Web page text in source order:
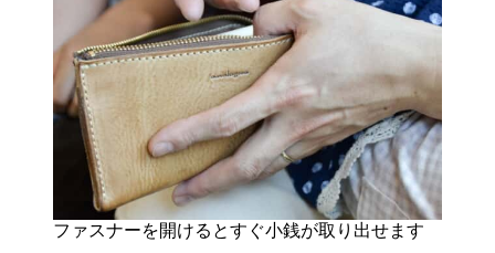
ファスナーを開けるとすぐ小銭が取り出せます